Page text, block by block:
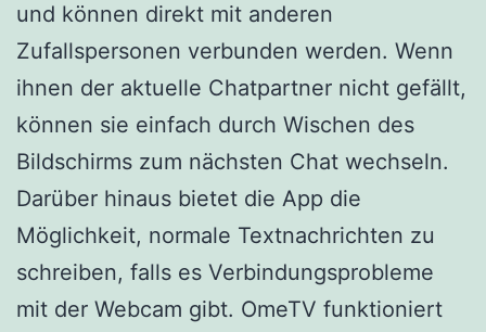
und können direkt mit anderen
Zufallspersonen verbunden werden. Wenn
ihnen der aktuelle Chatpartner nicht gefällt,
können sie einfach durch Wischen des
Bildschirms zum nächsten Chat wechseln.
Darüber hinaus bietet die App die
Möglichkeit, normale Textnachrichten zu
schreiben, falls es Verbindungsprobleme
mit der Webcam gibt. OmeTV funktioniert